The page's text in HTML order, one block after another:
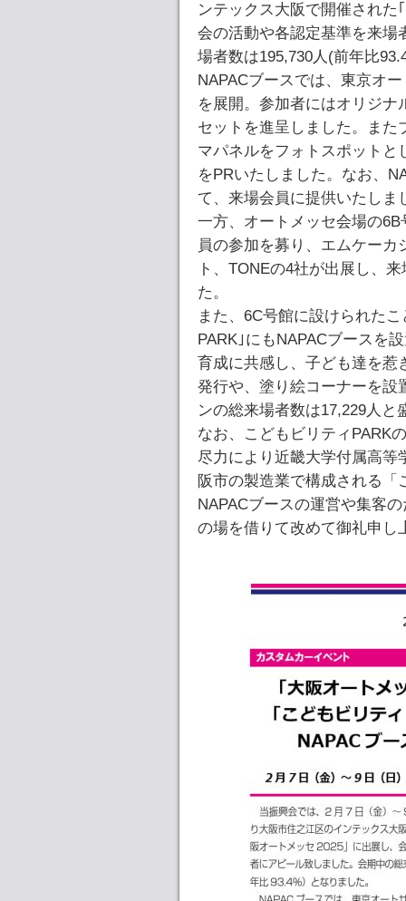
ンテックス大阪で開催された
会の活動や各認定基準を来場
場者数は195,730人(前年比
NAPACブースでは、東京オ
を展開。参加者にはオリジ
セットを進呈しました。また
マパネルをフォトスポットと
をPRいたしました。なお、
て、来場会員に提供いたしま
一方、オートメッセ会場の
員の参加を募り、エムケー
ト、TONEの4社が出展し、
た。
また、6C号館に設けられた
PARK｣にもNAPACブースを
育成に共感し、子ども達を惹
発行や、塗り絵コーナーを設
ンの総来場者数は17,229人と
なお、こどもビリティPARK
尽力により近畿大学付属高等
阪市の製造業で構成される
NAPACブースの運営や集客
の場を借りて改めて御礼申し